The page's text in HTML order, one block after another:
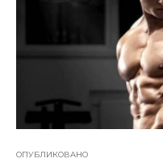
ОПУБЛИКОВАНО